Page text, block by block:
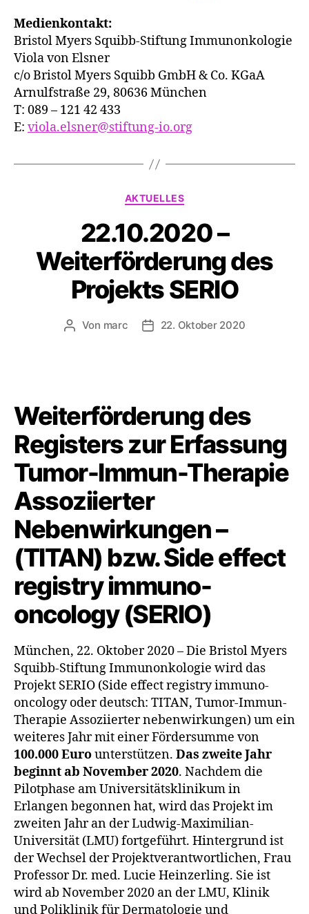
Medienkontakt:
Bristol Myers Squibb-Stiftung Immunonkologie
Viola von Elsner
c/o Bristol Myers Squibb GmbH & Co. KGaA
Arnulfstraße 29, 80636 München
T: 089 – 121 42 433
E: viola.elsner@stiftung-io.org
Kategorien
AKTUELLES
22.10.2020 –
Weiterförderung des
Projekts SERIO
Beitragsautor
Von marc Veröffentlichungsdatum
22. Oktober 2020
Weiterförderung des
Registers zur Erfassung
Tumor-Immun-Therapie
Assoziierter
Nebenwirkungen –
(TITAN) bzw. Side effect
registry immuno-
oncology (SERIO)
München, 22. Oktober 2020 – Die Bristol Myers
Squibb-Stiftung Immunonkologie wird das
Projekt SERIO (Side effect registry immuno-
oncology oder deutsch: TITAN, Tumor-Immun-
Therapie Assoziierter nebenwirkungen) um ein
weiteres Jahr mit einer Fördersumme von
100.000 Eurounterstützen. Das zweite Jahr
beginnt ab November 2020. Nachdem die
Pilotphase am Universitätsklinikum in
Erlangen begonnen hat, wird das Projekt im
zweiten Jahr an der Ludwig-Maximilian-
Universität (LMU) fortgeführt. Hintergrund ist
der Wechsel der Projektverantwortlichen, Frau
Professor Dr. med. Lucie Heinzerling. Sie ist
wird ab November 2020 an der LMU, Klinik
und Poliklinik für Dermatologie und